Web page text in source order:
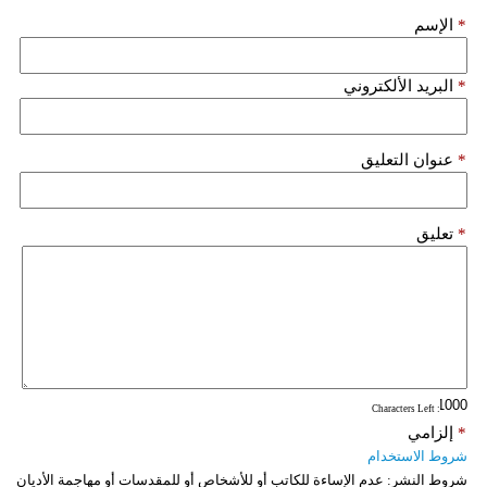
الإسم *
البريد الألكتروني *
عنوان التعليق *
تعليق *
: Characters Left
إلزامي *
شروط الاستخدام
شروط النشر: عدم الإساءة للكاتب أو للأشخاص أو للمقدسات أو مهاجمة الأديان